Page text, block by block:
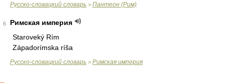
Русско-словацкий словарь > Пантеон (Рим)
6
Римская империя
Staroveký Rím
Západorímska ríša
Русско-словацкий словарь > Римская империя